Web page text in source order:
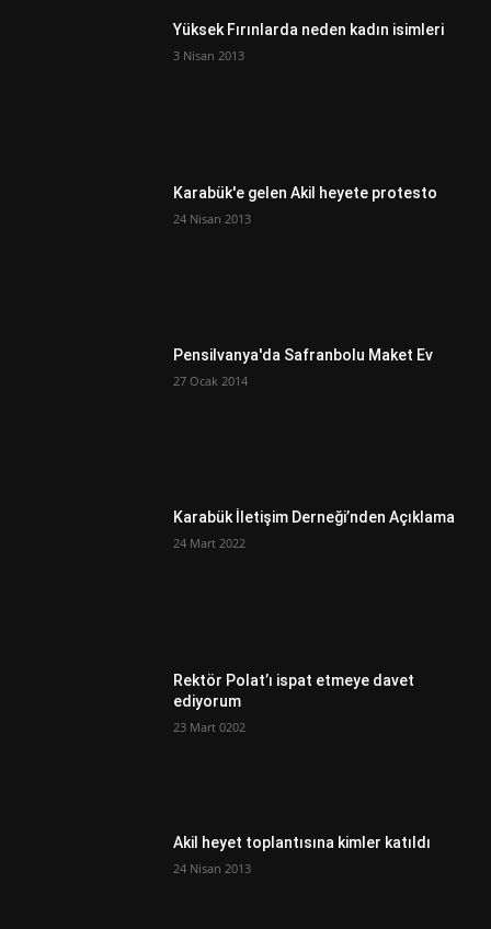
Yüksek Fırınlarda neden kadın isimleri
3 Nisan 2013
Karabük'e gelen Akil heyete protesto
24 Nisan 2013
Pensilvanya'da Safranbolu Maket Ev
27 Ocak 2014
Karabük İletişim Derneği’nden Açıklama
24 Mart 2022
Rektör Polat’ı ispat etmeye davet
ediyorum
23 Mart 0202
Akil heyet toplantısına kimler katıldı
24 Nisan 2013